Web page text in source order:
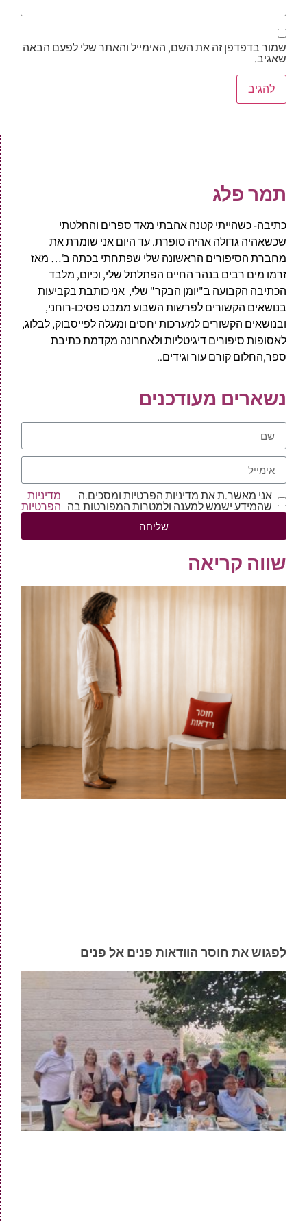
תמר פלג
כתיבה- כשהייתי קטנה אהבתי מאד ספרים והחלטתי
שכשאהיה גדולה אהיה סופרת. עד היום אני שומרת את
מחברת הסיפורים הראשונה שלי שפתחתי בכתה ב'… מאז
זרמו מים רבים בנהר החיים הפתלתל שלי, וכיום, מלבד
הכתיבה הקבועה ב"יומן הבקר" שלי, אני כותבת בקביעות
בנושאים הקשורים לפרשות השבוע ממבט פסיכו-רוחני,
ובנושאים הקשורים למערכות יחסים ומעלה לפייסבוק, לבלוג,
לאסופות סיפורים דיגיטליות ולאחרונה מקדמת כתיבת
ספר,החלום קורם עור וגידים..
נשארים מעודכנים
אני מאשר.ת את מדיניות הפרטיות ומסכים.ה
שהמידע ישמש למענה ולמטרות המפורטות בה
מדיניות
הפרטיות
שליחה
שווה קריאה
לפגוש את חוסר הוודאות פנים אל פנים
שמור בדפדפן זה את השם, האימייל והאתר שלי לפעם הבאה
שאגיב.